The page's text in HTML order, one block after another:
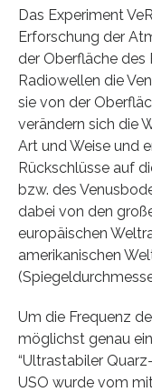
Das Experiment
Erforschung der
der Oberfläche des
Radiowellen die
sie von der
verändern sich die
Art und Weise und
Rückschlüsse auf
bzw. des
dabei von den
europäischen
amerikanischen
Um die Frequenz
möglichst genau
“Ultrastabiler
USO wurde vom